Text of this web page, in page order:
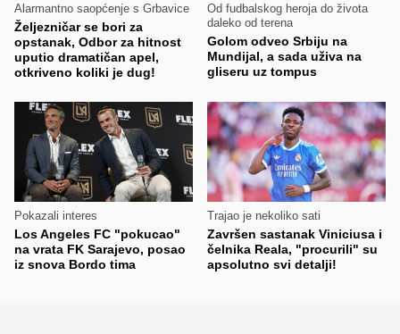
Alarmantno saopćenje s Grbavice
Željezničar se bori za
opstanak, Odbor za hitnost
uputio dramatičan apel,
otkriveno koliki je dug!
Od fudbalskog heroja do života
daleko od terena
Golom odveo Srbiju na
Mundijal, a sada uživa na
gliseru uz tompus
Pokazali interes
Los Angeles FC "pokucao"
na vrata FK Sarajevo, posao
iz snova Bordo tima
Trajao je nekoliko sati
Završen sastanak Viniciusa i
čelnika Reala, "procurili" su
apsolutno svi detalji!